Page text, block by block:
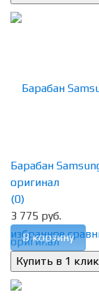
избранное
Барабан
оригинал
(0)
3 775 руб.
В корзину